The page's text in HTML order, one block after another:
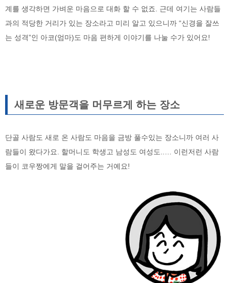
계를 생각하면 가벼운 마음으로 대화 할 수 없죠. 근데 여기는 사람들
과의 적당한 거리가 있는 장소라고 미리 알고 있으니까 “신경을 잘쓰
는 성격”인 아코(엄마)도 마음 편하게 이야기를 나눌 수가 있어요!
새로운 방문객을 머무르게 하는 장소
단골 사람도 새로 온 사람도 마음을 금방 풀수있는 장소니까 여러 사
람들이 왔다가요. 할머니도 학생고 남성도 여성도..… 이런저런 사람
들이 코우짱에게 말을 걸어주는 거예요!